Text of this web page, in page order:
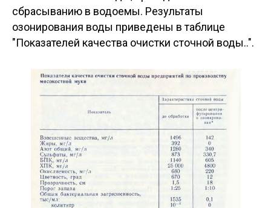
сбрасыванию в водоемы. Результаты
озонирования воды приведены в таблице
"Показателей качества очистки сточной воды..".